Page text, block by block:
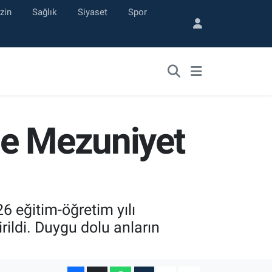
Sağlık Siyaset Spor
Mezuniyet
eğitim-öğretim yılı
Duygu dolu anların